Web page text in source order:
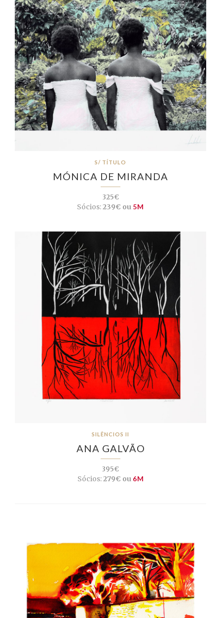
S/ TÍTULO
MÓNICA DE MIRANDA
325€
Sócios:239€ ou 5M
SILÊNCIOS II
ANA GALVÃO
395€
Sócios:279€ ou 6M